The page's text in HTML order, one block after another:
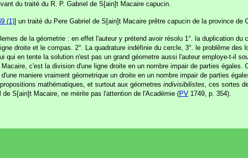
du traité du R. P. Gabriel de S[ain]t Macaire capucin.
(1)] un traité du Pere Gabriel de S[ain]t Macaire prêtre capucin de la province de
de la géometrie : en effet l'auteur y prétend avoir résolu 1°. la duplication du
droite et le compas. 2°. La quadrature indéfinie du cercle, 3°. le problême des
qui en tente la solution n'est pas un grand géometre aussi l'auteur employe-t-il
c'est la division d'une ligne droite en un nombre impair de parties égales.
maniere vraiment géometrique un droite en un nombre impair de parties
mathématiques, et surtout aux géometres indivisibilistes , ces sortes
S[ain]t Macaire, ne mérite pas l'attention de l'Académie (PV 1749, p. 354).